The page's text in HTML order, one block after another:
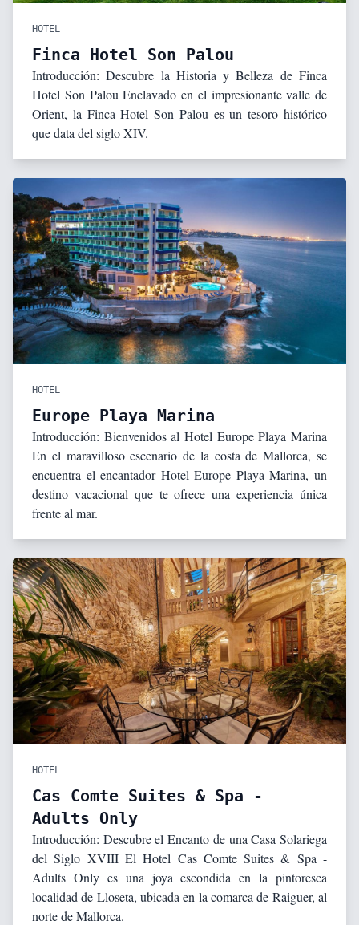
HOTEL
Finca Hotel Son Palou
Introducción: Descubre la Historia y Belleza de Finca
Hotel Son Palou Enclavado en el impresionante valle de
Orient, la Finca Hotel Son Palou es un tesoro histórico
que data del siglo XIV.
HOTEL
Europe Playa Marina
Introducción: Bienvenidos al Hotel Europe Playa Marina
En el maravilloso escenario de la costa de Mallorca, se
encuentra el encantador Hotel Europe Playa Marina, un
destino vacacional que te ofrece una experiencia única
frente al mar.
HOTEL
Cas Comte Suites & Spa -
Adults Only
Introducción: Descubre el Encanto de una Casa Solariega
del Siglo XVIII El Hotel Cas Comte Suites & Spa -
Adults Only es una joya escondida en la pintoresca
localidad de Lloseta, ubicada en la comarca de Raiguer, al
norte de Mallorca.